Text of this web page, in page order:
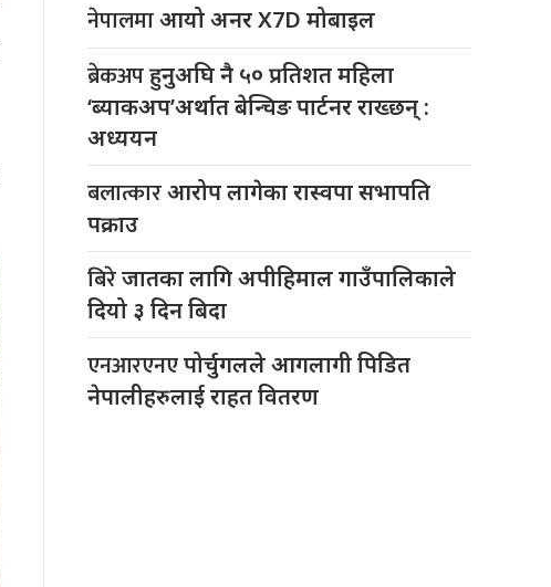
नेपालमाआयो अनर X7D मोबाइल
ब्रेकअपहुनुअघि नै ५० प्रतिशत महिला
‘ब्याकअप’अर्थात बेन्चिङ पार्टनर राख्छन् :
अध्ययन
बलात्कारआरोप लागेका रास्वपा सभापति
पक्राउ
बिरेजातका लागि अपीहिमाल गाउँपालिकाले
दियो ३ दिन बिदा
एनआरएनएपोर्चुगलले आगलागी पिडित
नेपालीहरुलाई राहत वितरण